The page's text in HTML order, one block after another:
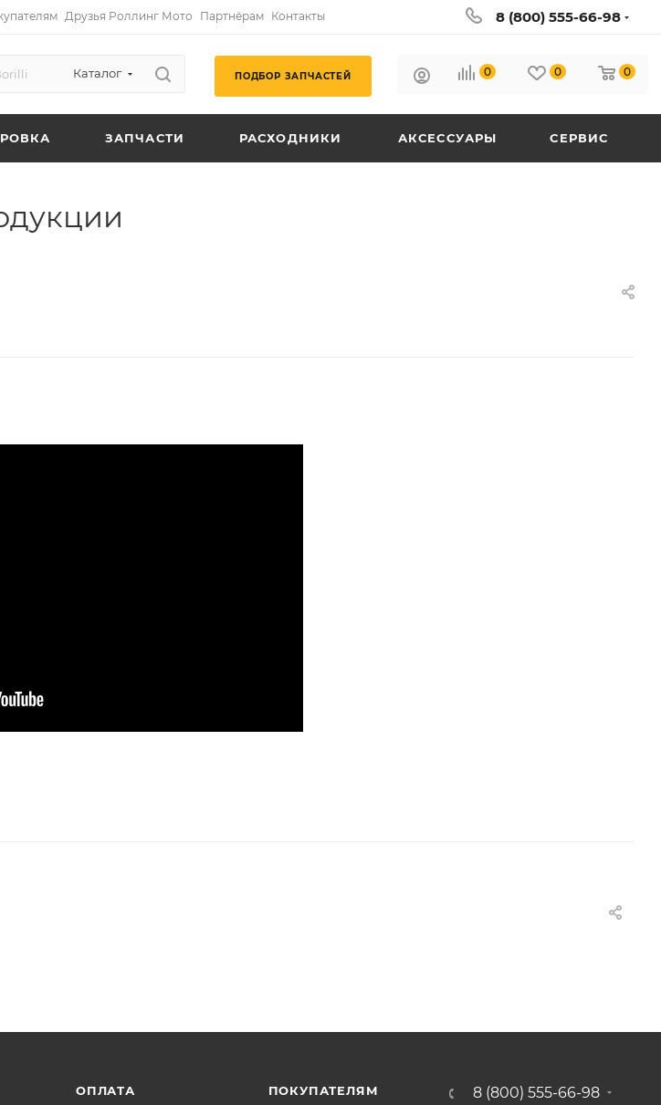
Друзья Роллинг Мото Партнёрам Контакты 8 (800) 555-66-98
Каталог ПОДБОР ЗАПЧАСТЕЙ 0 0 0
ЗАПЧАСТИ РАСХОДНИКИ АКСЕССУАРЫ СЕРВИС
ОПЛАТА ПОКУПАТЕЛЯМ 8 (800) 555-66-98